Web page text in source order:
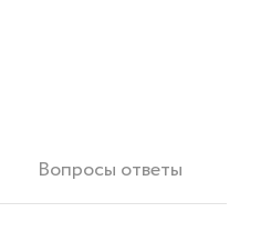
Вопросы ответы